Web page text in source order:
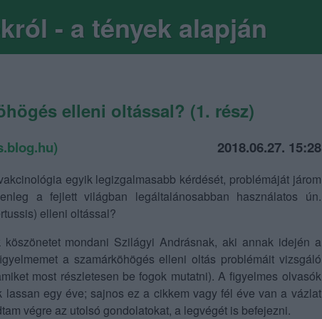
- a tények alapján
elleni oltással? (1. rész)
2018.06.27. 15:28
egyik legizgalmasabb kérdését, problémáját járom
a fejlett világban legáltalánosabban használatos ún.
elleni oltással?
köszönetet mondani Szilágyi Andrásnak, aki annak idején a
a szamárköhögés elleni oltás problémáit vizsgáló
most részletesen be fogok mutatni). A figyelmes olvasók
lassan egy éve; sajnos ez a cikkem vagy fél éve van a vázlat
végre az utolsó gondolatokat, a legvégét is befejezni.